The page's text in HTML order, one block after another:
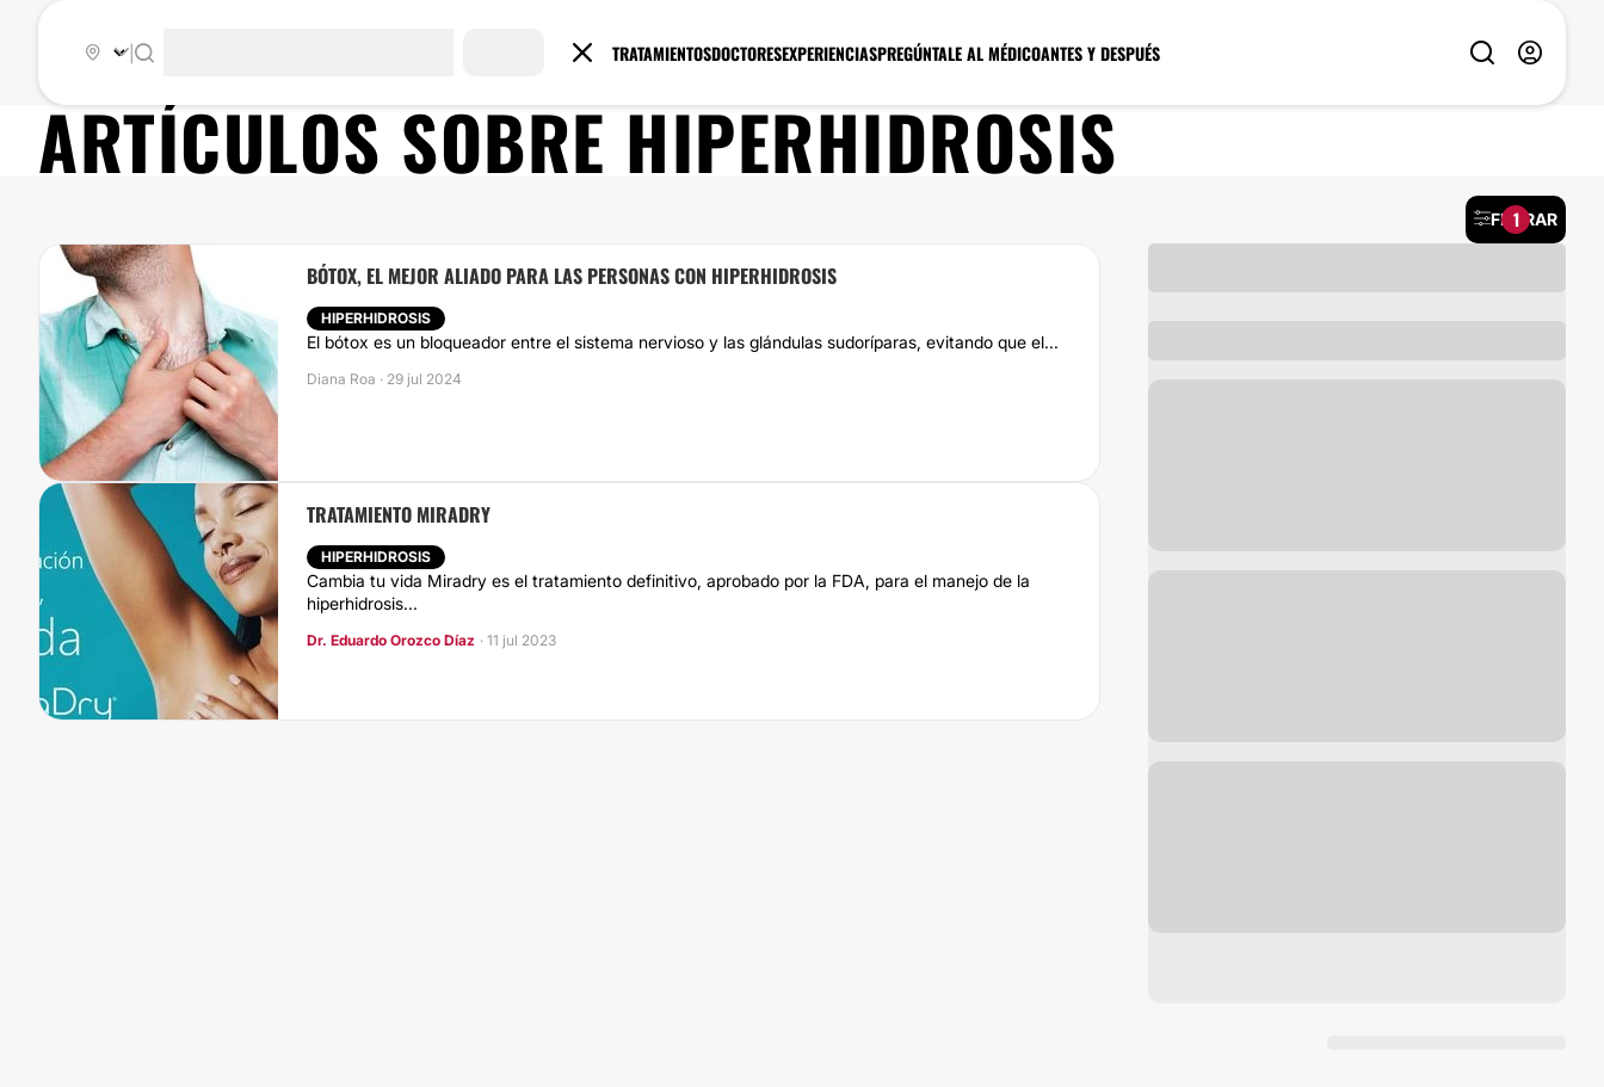
TRATAMIENTOSDOCTORESEXPERIENCIASPREGÚNTALE AL MÉDICOANTES Y DESPUÉS
ARTÍCULOS SOBREHIPERHIDROSIS
FILTRAR
1
BÓTOX, EL MEJOR ALIADO PARA LAS PERSONAS CON HIPERHIDROSIS
HIPERHIDROSIS
El bótox es un bloqueador entre el sistema nervioso y las glándulas sudoríparas, evitando que el...
Diana Roa · 29 jul 2024
TRATAMIENTO MIRADRY
HIPERHIDROSIS
Cambia tu vida Miradry es el tratamiento definitivo, aprobado por la FDA, para el manejo de la
hiperhidrosis...
Dr. Eduardo Orozco Díaz · 11 jul 2023